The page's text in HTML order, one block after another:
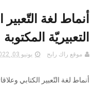
أنماط لغة التّعبير
التعبيريّة المكتوبة
موقع راك رابح يونيو 03, 2022
أنماط لغة التّعبير الكتابي